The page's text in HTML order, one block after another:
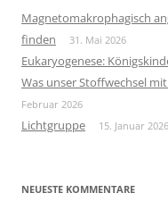
Magnetomakrophagisch
finden
31. Mai 2026
Eukaryogenese:
Was unser Stoffwechsel
Februar 2026
Lichtgruppe 15. Januar 2026
NEUESTE KOMMENTARE